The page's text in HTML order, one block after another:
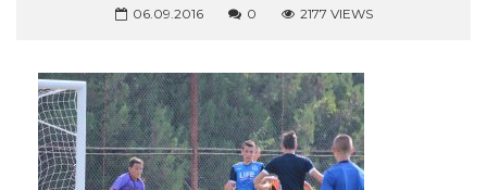
06.09.2016 0 2177 VIEWS